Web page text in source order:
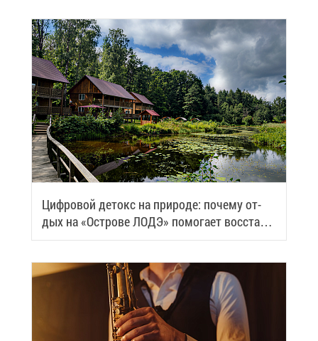
Циф­ро­вой де­токс на при­ро­де: по­че­му от­
дых на «Ост­ро­ве ЛОДЭ» по­мо­га­ет вос­ста­но­
вить си­лы